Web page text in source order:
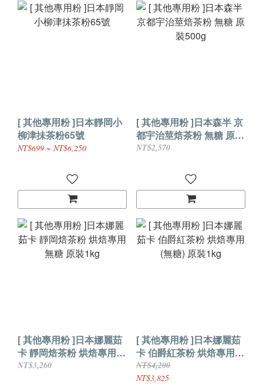
[ 其他專用粉 ]日本靜岡小
柳津抺茶粉65號
NT$699 ~ NT$6,250
[ 其他專用粉 ]日本森半 京
都宇治莖焙茶粉 無糖 原裝
500g
NT$2,570
[ 其他專用粉 ]日本娜麗茹
卡 靜岡焙茶粉 烘焙專用
無糖 原裝1kg
NT$3,260
[ 其他專用粉 ]日本娜麗茹
卡 伯爵紅茶粉 烘焙專用
(無糖) 原裝1kg
NT$4,200
NT$3,825